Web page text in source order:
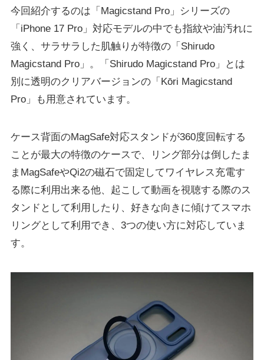
今回紹介するのは「Magicstand Pro」シリーズの
「iPhone 17 Pro」対応モデルの中でも指紋や油汚れに
強く、サラサラした肌触りが特徴の「Shirudo
Magicstand Pro」。「Shirudo Magicstand Pro」とは
別に透明のクリアバージョンの「Kōri Magicstand
Pro」も用意されています。
ケース背面のMagSafe対応スタンドが360度回転する
ことが最大の特徴のケースで、リング部分は倒したま
まMagSafeやQi2の磁石で固定してワイヤレス充電す
る際に利用出来る他、起こして動画を視聴する際のス
タンドとして利用したり、好きな向きに傾けてスマホ
リングとして利用でき、3つの使い方に対応していま
す。